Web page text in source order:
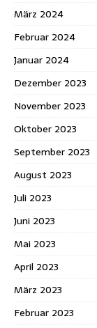
März 2024
Februar 2024
Januar 2024
Dezember 2023
November 2023
Oktober 2023
September 2023
August 2023
Juli 2023
Juni 2023
Mai 2023
April 2023
März 2023
Februar 2023